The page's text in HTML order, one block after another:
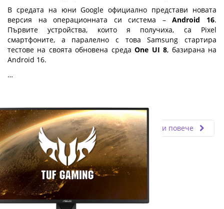
В средата на юни Google официално представи новата
версия на операционната си система –Android 16.
Първите устройства, които я получиха, са Pixel
смартфоните, а паралелно с това Samsung стартира
тестове на своята обновена средаOne UI 8, базирана на
Android 16.
…
20.06.2025
Fly.bg
Прочети повече